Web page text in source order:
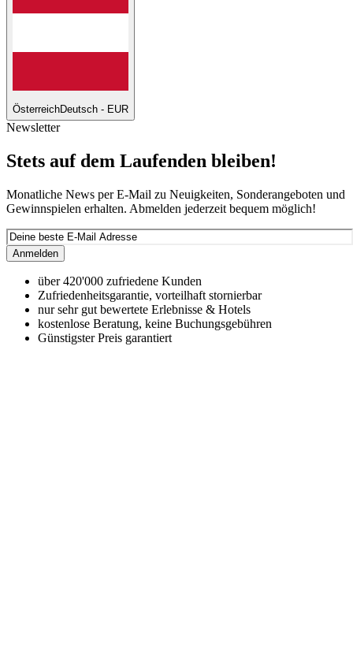
ÖsterreichDeutsch - EUR
Newsletter
Stets auf dem Laufenden bleiben!
Monatliche News per E-Mail zu Neuigkeiten, Sonderangeboten und
Gewinnspielen erhalten. Abmelden jederzeit bequem möglich!
Anmelden
über 420'000 zufriedene Kunden
Zufriedenheitsgarantie, vorteilhaft stornierbar
nur sehr gut bewertete Erlebnisse & Hotels
kostenlose Beratung, keine Buchungsgebühren
Günstigster Preis garantiert